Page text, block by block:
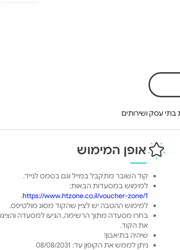
עסק ושירותים
אופן המימוש
קוד השובר מתקבל במייל וגם בסמס לנייד.
למימוש במסעדות הבאות:
https://www.htzone.co.il/voucher-zone/1
.
למימוש ההטבה יש לציין שהקוד מסוג מולטיפס.
בחרו מסעדה מתוך הרשימה, הגיעו למסעדה והציגו
את הקוד.
שיהיה בתיאבון!
ניתן לממש את הקופון עד: 08/08/2031